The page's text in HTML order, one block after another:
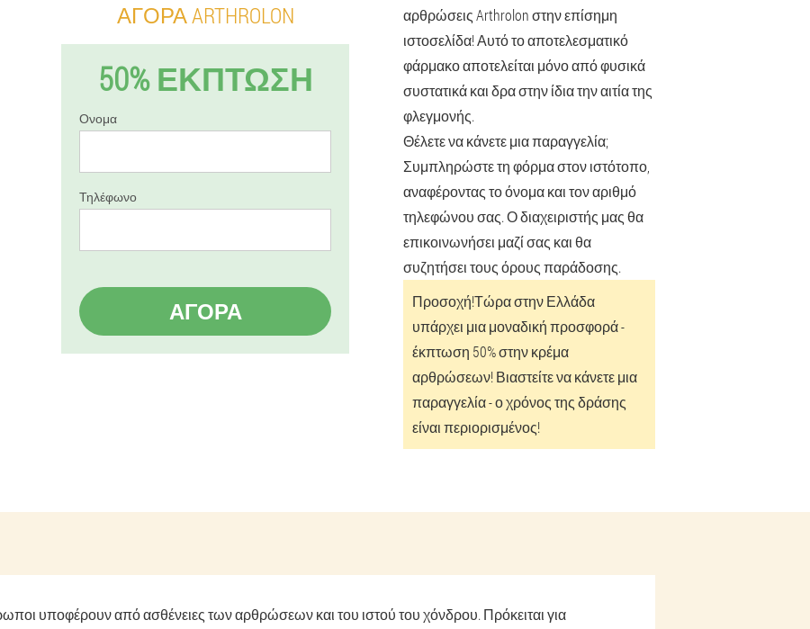
ΑΓΟΡΆ ARTHROLON
50% ΕΚΠΤΩΣΗ
Ονομα
Τηλέφωνο
ΑΓΟΡΆ
αρθρώσεις Arthrolon στην επίσημη
ιστοσελίδα! Αυτό το αποτελεσματικό
φάρμακο αποτελείται μόνο από φυσικά
συστατικά και δρα στην ίδια την αιτία της
φλεγμονής.
Θέλετε να κάνετε μια παραγγελία;
Συμπληρώστε τη φόρμα στον ιστότοπο,
αναφέροντας το όνομα και τον αριθμό
τηλεφώνου σας. Ο διαχειριστής μας θα
επικοινωνήσει μαζί σας και θα
συζητήσει τους όρους παράδοσης.
Προσοχή!Τώρα στην Ελλάδα
υπάρχει μια μοναδική προσφορά -
έκπτωση 50% στην κρέμα
αρθρώσεων! Βιαστείτε να κάνετε μια
παραγγελία - ο χρόνος της δράσης
είναι περιορισμένος!
υποφέρουν από ασθένειες των αρθρώσεων και του ιστού του χόνδρου. Πρόκειται για